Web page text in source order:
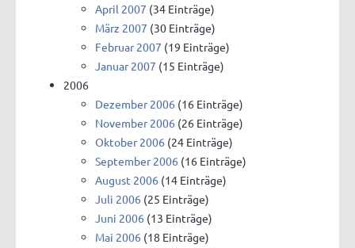
April 2007 (34 Einträge)
März 2007 (30 Einträge)
Februar 2007 (19 Einträge)
Januar 2007 (15 Einträge)
2006
Dezember 2006 (16 Einträge)
November 2006 (26 Einträge)
Oktober 2006 (24 Einträge)
September 2006 (16 Einträge)
August 2006 (14 Einträge)
Juli 2006 (25 Einträge)
Juni 2006 (13 Einträge)
Mai 2006 (18 Einträge)